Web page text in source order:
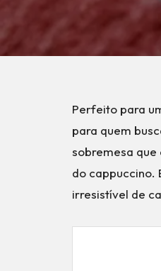
Perfeito para
para quem
sobremesa
do cappuccino.
irresistível de